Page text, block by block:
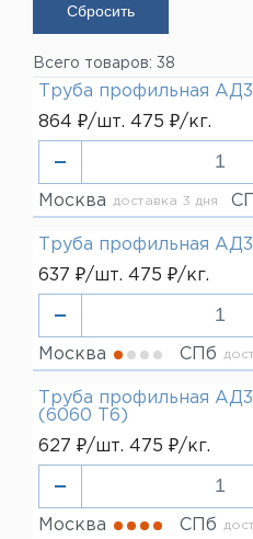
40 мм
50 мм
60 мм
80 мм
100 мм
120 мм
15 мм
20 мм
30 мм
40 мм
50 мм
60 мм
Всего товаров: 38
Труба профильная
864 ₽/шт. 475 ₽/кг.
Москва доставка 3 дня
Труба профильная
637 ₽/шт. 475 ₽/кг.
Москва СПб
Труба профильная
(6060 T6)
627 ₽/шт. 475 ₽/кг.
Москва СПб